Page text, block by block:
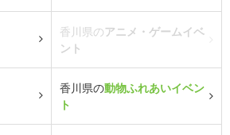
香川県のアニメ・ゲームイベ
ント
香川県の動物ふれあいイベン
ト